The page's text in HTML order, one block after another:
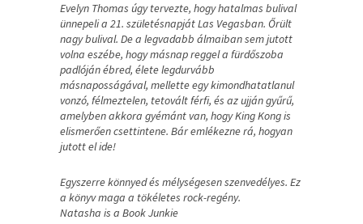
Evelyn Thomas úgy tervezte, hogy hatalmas bulival
ünnepeli a 21. születésnapját Las Vegasban. Őrült
nagy bulival. De a legvadabb álmaiban sem jutott
volna eszébe, hogy másnap reggel a fürdőszoba
padlóján ébred, élete legdurvább
másnaposságával, mellette egy kimondhatatlanul
vonzó, félmeztelen, tetovált férfi, és az ujján gyűrű,
amelyben akkora gyémánt van, hogy King Kong is
elismerően csettintene. Bár emlékezne rá, hogyan
jutott el ide!
Egyszerre könnyed és mélységesen szenvedélyes. Ez
a könyv maga a tökéletes rock-regény.
Natasha is a Book Junkie